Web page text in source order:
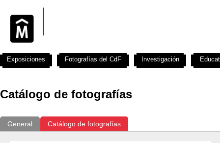
Catálogo de fotografías
General Catálogo de fotografías
Exposiciones Fotografías del CdF Investigación